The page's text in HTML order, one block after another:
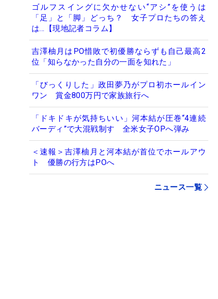
ゴルフスイングに欠かせない“アシ”を使うは
「足」と「脚」どっち？ 女子プロたちの答え
は…【現地記者コラム】
吉澤柚月はPO惜敗で初優勝ならずも自己最高2
位「知らなかった自分の一面を知れた」
「びっくりした」政田夢乃がプロ初ホールイン
ワン 賞金800万円で家族旅行へ
「ドキドキが気持ちいい」河本結が圧巻“4連続
バーディ”で大混戦制す 全米女子OPへ弾み
＜速報＞吉澤柚月と河本結が首位でホールアウ
ト 優勝の行方はPOへ
ニュース一覧